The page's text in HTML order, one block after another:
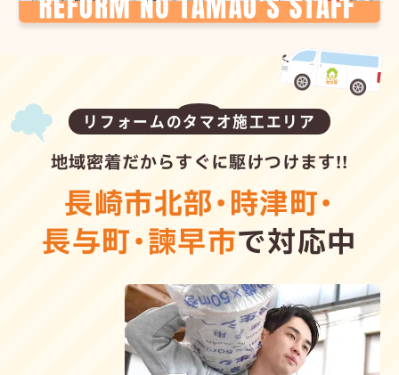
リフォームのタマオ施工エリア
地域密着だからすぐに駆けつけます!!
長崎市北部・時津町・
長与町・諫早市で対応中